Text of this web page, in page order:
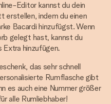
Editor kannst du dein
erstellen, indem du einen
Bacardi hinzufügst. Wenn
gelegt hast, kannst du
Extra hinzufügen.
das sehr schnell
Rumflasche gibt
es auch eine Nummer größer
alle Rumliebhaber!